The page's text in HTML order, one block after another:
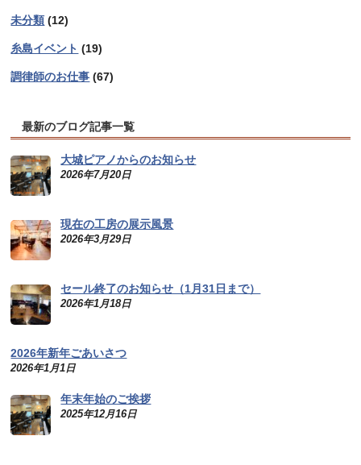
未分類 (12)
糸島イベント (19)
調律師のお仕事 (67)
最新のブログ記事一覧
大城ピアノからのお知らせ
2026年7月20日
現在の工房の展示風景
2026年3月29日
セール終了のお知らせ（1月31日まで）
2026年1月18日
2026年新年ごあいさつ
2026年1月1日
年末年始のご挨拶
2025年12月16日